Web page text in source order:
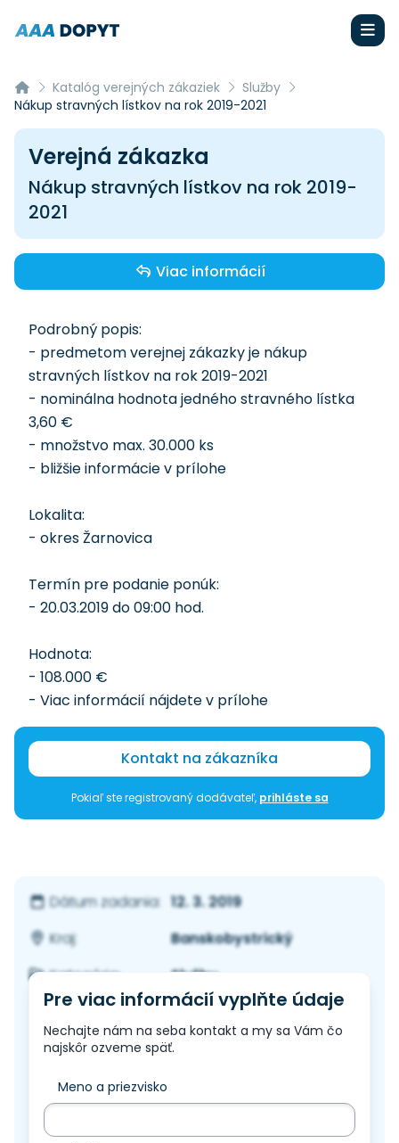
Katalóg verejných zákaziek
Služby
Nákup stravných lístkov na rok 2019-2021
Verejná zákazka
Nákup stravných lístkov na rok 2019-
2021
Viac informácií
Podrobný popis:
- predmetom verejnej zákazky je nákup
stravných lístkov na rok 2019-2021
- nominálna hodnota jedného stravného lístka
3,60 €
- množstvo max. 30.000 ks
- bližšie informácie v prílohe
Lokalita:
- okres Žarnovica
Termín pre podanie ponúk:
- 20.03.2019 do 09:00 hod.
Hodnota:
- 108.000 €
- Viac informácií nájdete v prílohe
Kontakt na zákazníka
Pokiaľ ste registrovaný dodávateľ, prihláste sa
Dátum zadania: 12. 3. 2019
Kraj:
Banskobystrický
Kategória:
Služby
Pre viac informácií vyplňte údaje
Nechajte nám na seba kontakt a my sa Vám čo
najskôr ozveme späť.
Meno a priezvisko